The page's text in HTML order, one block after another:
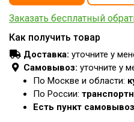
Заказать бесплатный
Как получить товар
Доставка: уточните у
Самовывоз: уточните у
По Москве и области:
По России:
Есть пункт